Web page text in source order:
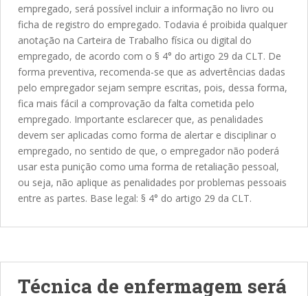
empregado, será possível incluir a informação no livro ou
ficha de registro do empregado. Todavia é proibida qualquer
anotação na Carteira de Trabalho física ou digital do
empregado, de acordo com o § 4° do artigo 29 da CLT. De
forma preventiva, recomenda-se que as advertências dadas
pelo empregador sejam sempre escritas, pois, dessa forma,
fica mais fácil a comprovação da falta cometida pelo
empregado. Importante esclarecer que, as penalidades
devem ser aplicadas como forma de alertar e disciplinar o
empregado, no sentido de que, o empregador não poderá
usar esta punição como uma forma de retaliação pessoal,
ou seja, não aplique as penalidades por problemas pessoais
entre as partes. Base legal: § 4° do artigo 29 da CLT.
Técnica de enfermagem será